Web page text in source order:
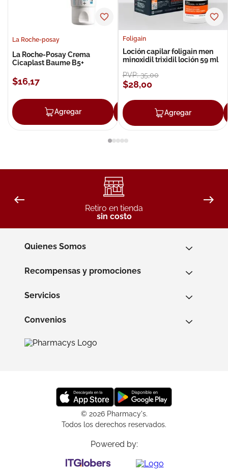
La Roche-posay
La Roche-Posay Crema
Cicaplast Baume B5+
$16,17
Agregar Agregar
Foligain
Loción capilar foligain men
minoxidil trixidil loción 59 ml
PVP:35,00
$28,00
Agregar
Retiro en tienda
sin costo
Quienes Somos
Recompensas y promociones
Servicios
Convenios
© 2026 Pharmacy's.
Todos los derechos reservados.
Powered by: